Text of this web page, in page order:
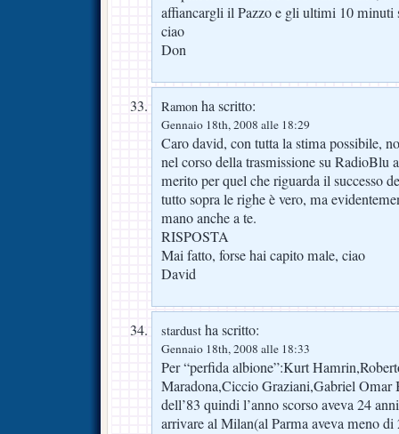
affiancargli il Pazzo e gli ultimi 10 minuti
ciao
Don
Ramon ha scritto:
Gennaio 18th, 2008 alle 18:29
Caro david, con tutta la stima possibile,
nel corso della trasmissione su RadioBlu
merito per quel che riguarda il successo
tutto sopra le righe è vero, ma
mano anche a te.
RISPOSTA
Mai fatto, forse hai capito male, ciao
David
stardust ha scritto:
Gennaio 18th, 2008 alle 18:33
Per “perfida albione”:Kurt
Maradona,Ciccio Graziani,Gabriel Omar
dell’83 quindi l’anno scorso aveva 24
arrivare al Milan(al Parma aveva meno